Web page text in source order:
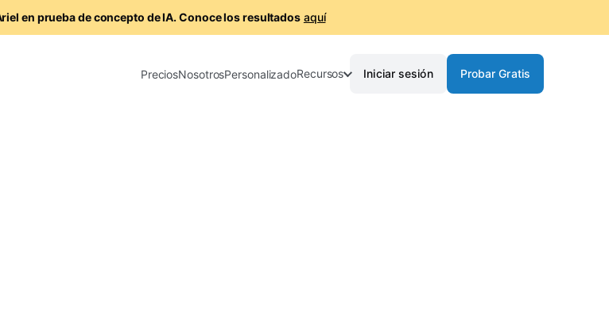
en prueba de concepto de IA. Conoce los resultados aquí
PreciosNosotrosPersonalizadoRecursos Iniciar sesión Probar Gratis